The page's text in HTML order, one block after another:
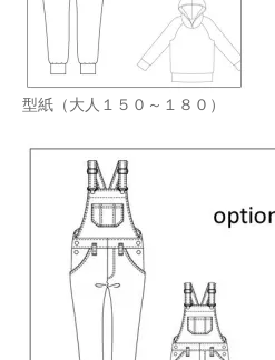
型紙（大人１５０～１８０）